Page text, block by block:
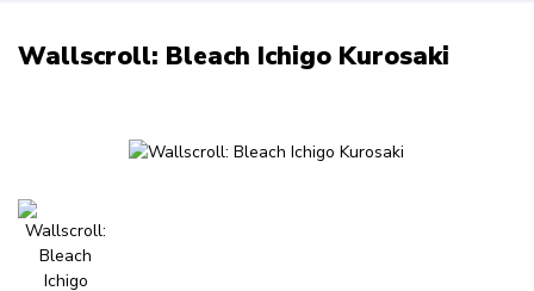
Wallscroll: Bleach Ichigo Kurosaki